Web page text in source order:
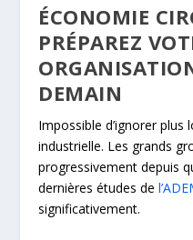
ÉCONOMIE
PRÉPAREZ
DEMAIN
Impossible d’ignorer
industrielle. Les grands
progressivement depuis
dernières études de
significativement.